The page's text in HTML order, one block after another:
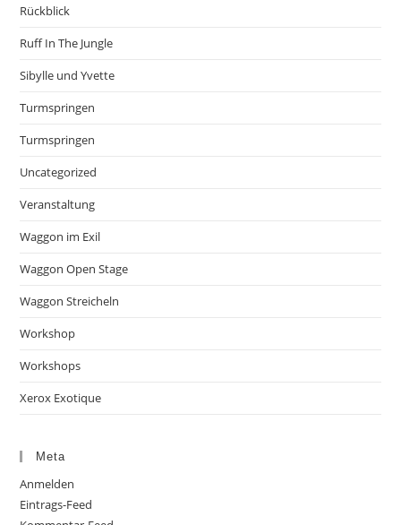
Rückblick
Ruff In The Jungle
Sibylle und Yvette
Turmspringen
Turmspringen
Uncategorized
Veranstaltung
Waggon im Exil
Waggon Open Stage
Waggon Streicheln
Workshop
Workshops
Xerox Exotique
Meta
Anmelden
Eintrags-Feed